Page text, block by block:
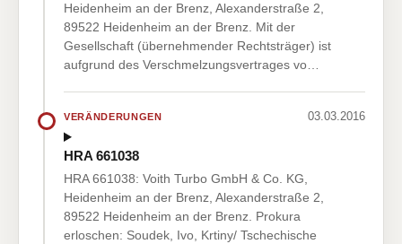
Heidenheim an der Brenz, Alexanderstraße 2,
89522 Heidenheim an der Brenz. Mit der
Gesellschaft (übernehmender Rechtsträger) ist
aufgrund des Verschmelzungsvertrages vo…
VERÄNDERUNGEN 03.03.2016
HRA 661038
HRA 661038: Voith Turbo GmbH & Co. KG,
Heidenheim an der Brenz, Alexanderstraße 2,
89522 Heidenheim an der Brenz. Prokura
erloschen: Soudek, Ivo, Krtiny/ Tschechische